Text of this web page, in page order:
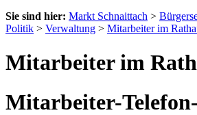
Sie sind hier: Markt Schnaittach >
Politik > Verwaltung > Mitarbeiter im
Mitarbeiter im
Mitarbeiter-